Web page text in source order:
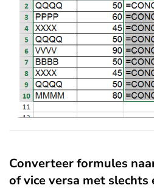
Converteer formules
of vice versa met slechts